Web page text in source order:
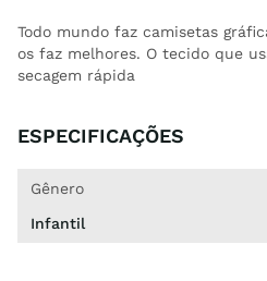
Todo mundo faz camisetas
os faz melhores. O tecido que
secagem rápida
ESPECIFICAÇÕES
Gênero
Infantil